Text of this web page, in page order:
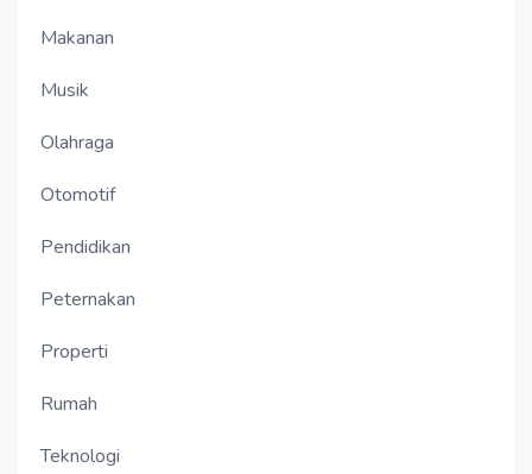
Makanan
Musik
Olahraga
Otomotif
Pendidikan
Peternakan
Properti
Rumah
Teknologi